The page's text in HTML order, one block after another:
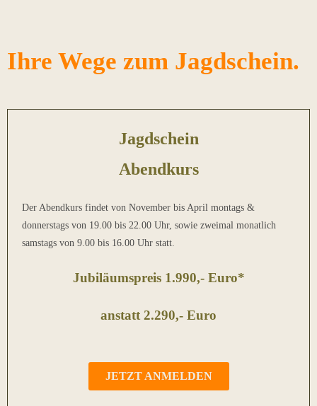
Ihre Wege zum Jagdschein.
Jagdschein
Abendkurs
Der Abendkurs findet von November bis April montags &
donnerstags von 19.00 bis 22.00 Uhr, sowie zweimal monatlich
samstags von 9.00 bis 16.00 Uhr statt.
Jubiläumspreis 1.990,- Euro*
anstatt 2.290,- Euro
JETZT ANMELDEN